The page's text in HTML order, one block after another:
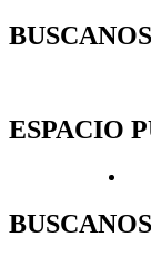
ESPACIO